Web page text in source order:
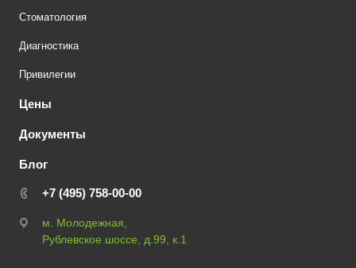
Стоматология
Диагностика
Привилегии
Цены
Документы
Блог
+7 (495) 758-00-00
м. Молодежная,
Рублевское шоссе, д.99, к.1